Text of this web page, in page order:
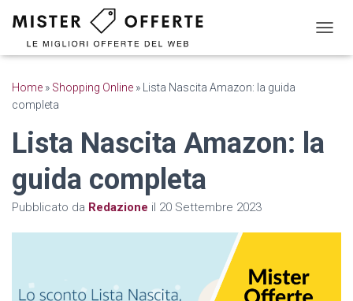
A
G
Home » Shopping Online »
Lista Nascita Amazon: la guida
completa
Lista Nascita Amazon: la
guida completa
Pubblicato da Redazione il 20 Settembre 2023